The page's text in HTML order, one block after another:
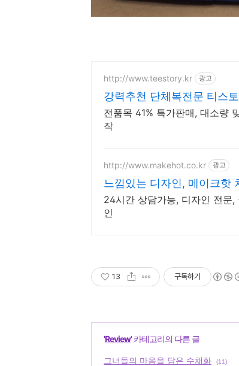
http://www.teestory.kr 광고
강력추천 단체복전문 티스
전품목 41% 특가판매, 대소량
작
http://www.makehot.co.kr 광고
느낌있는 디자인, 메이크핫
24시간 상담가능, 디자인 전문
인
13 구독하기
'Review' 카테고리의 다른 글
그녀들의 마음을 담은 수채화 (11)